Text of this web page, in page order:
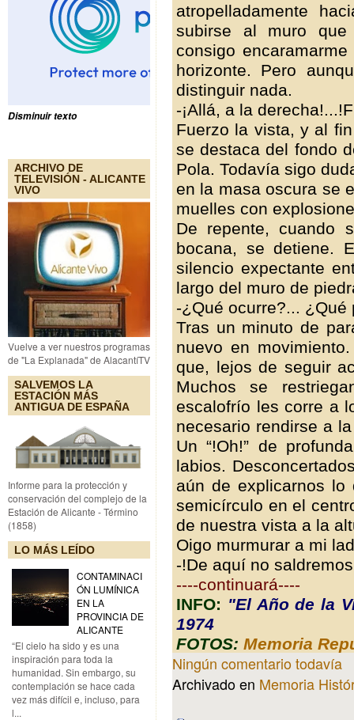
Disminuir texto
ARCHIVO DE
TELEVISIÓN - ALICANTE
VIVO
Vuelve a ver nuestros programas
de "La Explanada" de AlacantíTV
SALVEMOS LA
ESTACIÓN MÁS
ANTIGUA DE ESPAÑA
Informe para la protección y
conservación del complejo de la
Estación de Alicante - Término
(1858)
LO MÁS LEÍDO
CONTAMINACI
ÓN LUMÍNICA
EN LA
PROVINCIA DE
ALICANTE
“El cielo ha sido y es una
inspiración para toda la
humanidad. Sin embargo, su
contemplación se hace cada
vez más difícil e, incluso, para
l...
atropelladamente
subirse al muro
consigo
horizonte. Pero
distinguir nada.
-¡Allá, a la
Fuerzo la vista, y al
se destaca del fondo
Pola. Todavía sigo
en la masa oscura se
muelles con
De repente, cuando
bocana, se detiene.
silencio expectante
largo del muro de
-¿Qué ocurre?... ¿Qué
Tras un minuto de
nuevo en
que, lejos de seguir
Muchos se
escalofrío les corre a
necesario rendirse a
Un “!Oh!” de
labios.
aún de explicarnos
semicírculo en el
de nuestra vista a la
Oigo murmurar a mi
-!De aquí no
----continuará----
INFO: "El Año de la
1974
FOTOS: Memoria
Ningún comentario todavía
Archivado en Memoria